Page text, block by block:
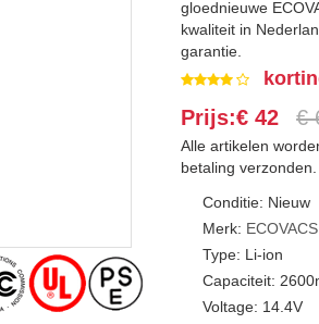
gloednieuwe
kwaliteit in
garantie.
Prijs:€ 42 €
Alle artikelen
betaling verzonden.
Conditie: Nieuw
Merk: ECOVACS
Type: Li-ion
Capaciteit:
Voltage: 14.4V